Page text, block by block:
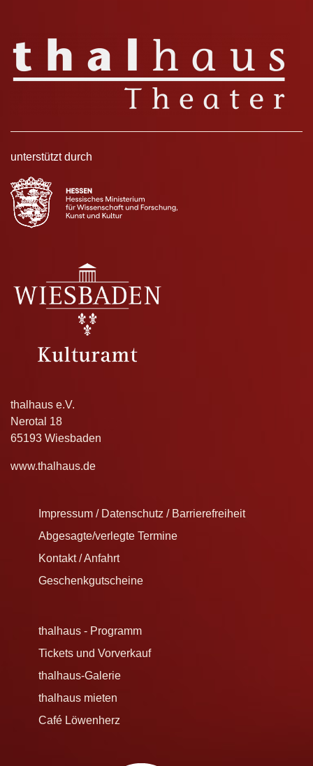
unterstützt durch
thalhaus e.V.
Nerotal 18
65193 Wiesbaden
www.thalhaus.de
Impressum / Datenschutz / Barrierefreiheit
Abgesagte/verlegte Termine
Kontakt / Anfahrt
Geschenkgutscheine
thalhaus - Programm
Tickets und Vorverkauf
thalhaus-Galerie
thalhaus mieten
Café Löwenherz